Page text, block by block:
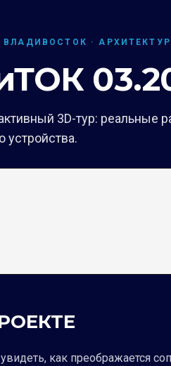
ВЛАДИВОСТОК ·
3D-тур: реальные
устройства.
увидеть, как преображается